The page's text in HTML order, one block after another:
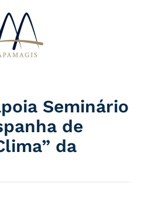
Seminário
de
da